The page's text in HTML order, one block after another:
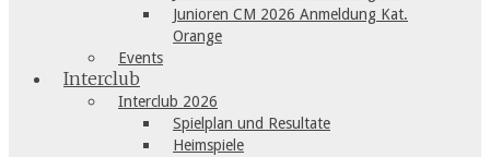
Junioren CM 2026 Anmeldung Kat.
Orange
Events
Interclub
Interclub 2026
Spielplan und Resultate
Heimspiele